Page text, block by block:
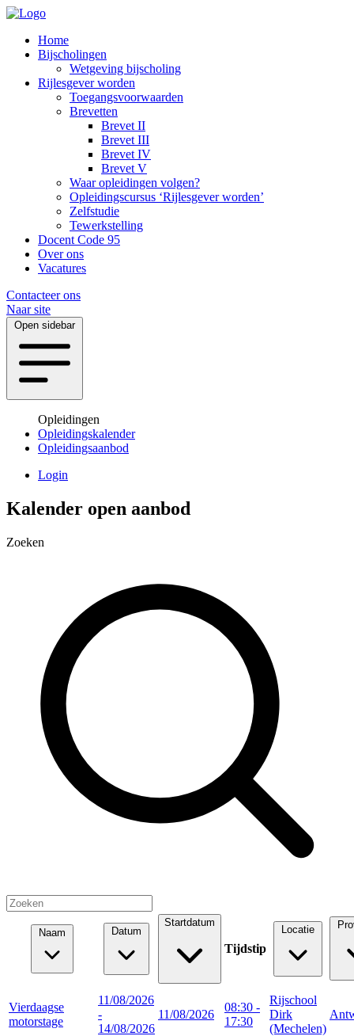
Home
Bijscholingen
Wetgeving bijscholing
Rijlesgever worden
Toegangsvoorwaarden
Brevetten
Brevet II
Brevet III
Brevet IV
Brevet V
Waar opleidingen volgen?
Opleidingscursus ‘Rijlesgever worden’
Zelfstudie
Tewerkstelling
Docent Code 95
Over ons
Vacatures
Contacteer ons
Naar site
Open sidebar
Opleidingen
Opleidingskalender
Opleidingsaanbod
Login
Kalender open aanbod
Zoeken
Naam Datum
Startdatum
Tijdstip
Locatie
Vierdaagse
motorstage
11/08/2026
-
14/08/2026
11/08/2026
08:30 -
17:30
Rijschool
Dirk
(Mechelen)